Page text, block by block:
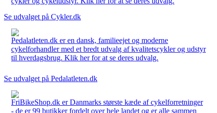
Se udvalget på Cykler.dk
Pedalatleten.dk er en dansk, familieejet og moderne
cykelforhandler med et bredt udvalg af kvalitetscykler og udstyr
til hverdagsbrug. Klik her for at se deres udvalg.
Se udvalget på Pedalatleten.dk
FriBikeShop.dk er Danmarks største kæde af cykelforretninger
- de er 99 butikker fordelt over hele landet og er alle sammen